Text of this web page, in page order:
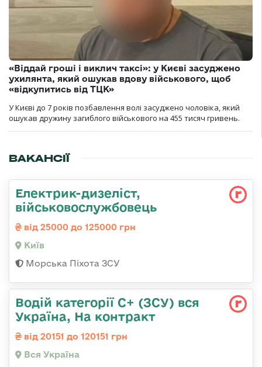
«Віддай гроші і виклич таксі»: у Києві засуджено
ухилянта, який ошукав вдову військового, щоб
«відкупитись від ТЦК»
У Києві до 7 років позбавлення волі засуджено чоловіка, який
ошукав дружину загиблого військового на 455 тисяч гривень.
ВАКАНСІЇ
Електрик-дизеліст,
військовослужбовець
від 25000 до 125000 грн
Київ
Морська Піхота ЗСУ
Водій категорії С+ (ЗСУ) вся
Україна, На контракт
від 20151 до 120151 грн
Вся Україна